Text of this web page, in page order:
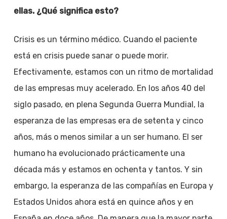
ellas. ¿Qué significa esto?
Crisis es un término médico. Cuando el paciente
está en crisis puede sanar o puede morir.
Efectivamente, estamos con un ritmo de mortalidad
de las empresas muy acelerado. En los años 40 del
siglo pasado, en plena Segunda Guerra Mundial, la
esperanza de las empresas era de setenta y cinco
años, más o menos similar a un ser humano. El ser
humano ha evolucionado prácticamente una
década más y estamos en ochenta y tantos. Y sin
embargo, la esperanza de las compañías en Europa y
Estados Unidos ahora está en quince años y en